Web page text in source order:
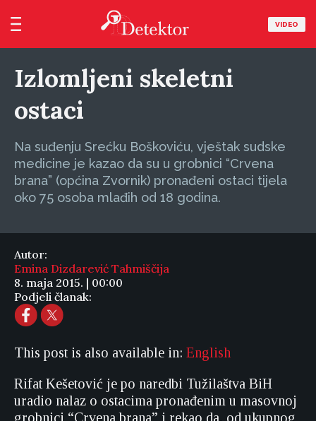
VIDEO
Izlomljeni skeletni
ostaci
Na suđenju Srećku Boškoviću, vještak sudske
medicine je kazao da su u grobnici “Crvena
brana” (općina Zvornik) pronađeni ostaci tijela
oko 75 osoba mlađih od 18 godina.
Autor:
Emina Dizdarević Tahmiščija
8. maja 2015. | 00:00
Podjeli članak:
This post is also available in: English
Rifat Kešetović je po naredbi Tužilaštva BiH
uradio nalaz o ostacima pronađenim u masovnoj
grobnici “Crvena brana” i rekao da, od ukupnog